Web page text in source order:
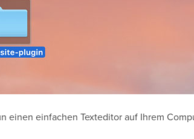
einen einfachen Texteditor auf Ihrem